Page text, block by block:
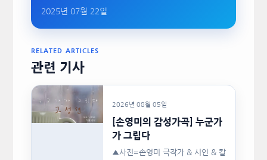
2025년 07월 22일
RELATED ARTICLES
관련 기사
2026년 08월 05일
[손영미의 감성가곡] 누군가
가 그립다
▲사진=손영미 극작가 & 시인 & 칼